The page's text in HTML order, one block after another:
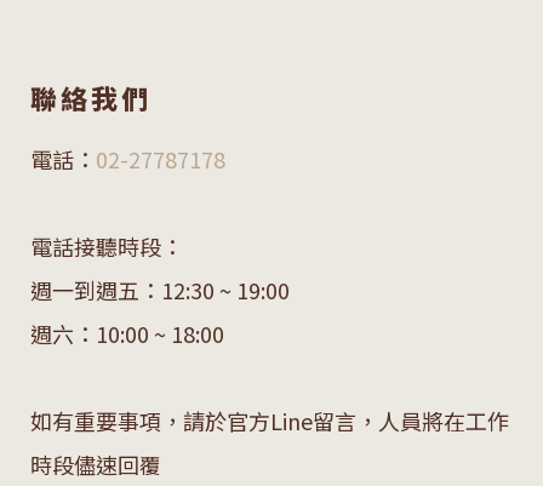
聯絡我們
電話： 02-27787178
電話接聽時段：
週一到週五：12:30 ~ 19:00
週六：10:00 ~ 18:00
如有重要事項，請於官方Line留言，人員將在工作
時段儘速回覆